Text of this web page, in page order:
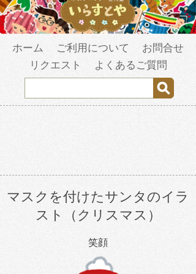
ホーム ご利用について
お問合せ
リクエスト
よくあるご質問
マスクを付けたサンタのイラ
スト（クリスマス）
笑顔